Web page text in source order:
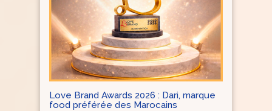
Love Brand Awards 2026 : Dari, marque
food préférée des Marocains